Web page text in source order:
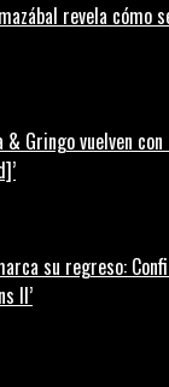
revela cómo
& Gringo vuelven
su regreso:
II’